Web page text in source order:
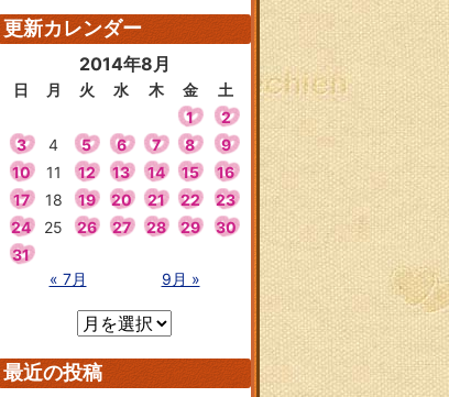
更新カレンダー
2014年8月
日 月 火 水 木 金
土
1
2
3
4 5 6 7 8
9
10
11 12 13 14 15
16
17
18 19 20 21 22
23
24
25 26 27 28 29
30
31
« 7月
9月 »
最近の投稿